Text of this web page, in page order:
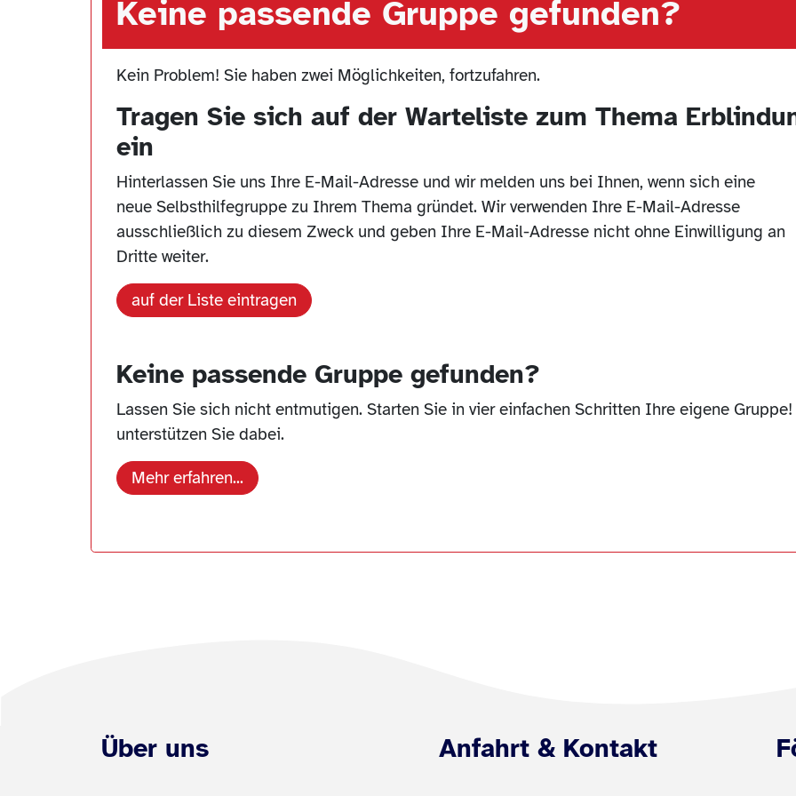
Keine passende Gruppe gefunden?
Kein Problem! Sie haben zwei Möglichkeiten, fortzufahren.
Tragen Sie sich auf der Warteliste zum Thema
ein
Hinterlassen Sie uns Ihre E-Mail-Adresse und wir melden uns bei Ihnen, wenn sich eine
neue Selbsthilfegruppe zu Ihrem Thema gründet. Wir verwenden Ihre E-Mail-Adresse
ausschließlich zu diesem Zweck und geben Ihre E-Mail-Adresse nicht ohne Einwilligung an
Dritte weiter.
auf der Liste eintragen
Keine passende Gruppe gefunden?
Lassen Sie sich nicht entmutigen. Starten Sie in vier einfachen Schritten Ihre eigene Gruppe!
unterstützen Sie dabei.
Mehr erfahren...
Über uns Anfahrt & Kontakt